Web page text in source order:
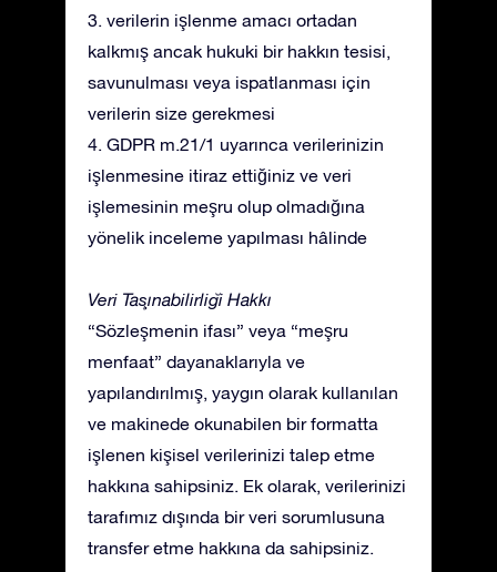
3. verilerin işlenme amacı ortadan
kalkmış ancak hukuki bir hakkın tesisi,
savunulması veya ispatlanması için
verilerin size gerekmesi
4. GDPR m.21/1 uyarınca verilerinizin
işlenmesine itiraz ettiğiniz ve veri
işlemesinin meşru olup olmadığına
yönelik inceleme yapılması hâlinde
Veri Taşınabilirliği Hakkı
“Sözleşmenin ifası” veya “meşru
menfaat” dayanaklarıyla ve
yapılandırılmış, yaygın olarak kullanılan
ve makinede okunabilen bir formatta
işlenen kişisel verilerinizi talep etme
hakkına sahipsiniz. Ek olarak, verilerinizi
tarafımız dışında bir veri sorumlusuna
transfer etme hakkına da sahipsiniz.